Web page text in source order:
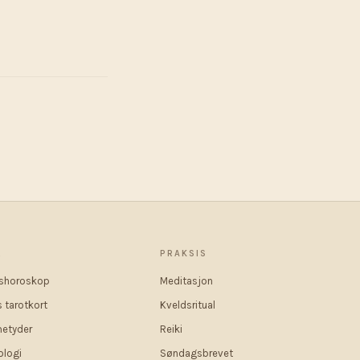
tarotkort
PRAKSIS
Meditasjon
Kveldsritual
Reiki
Søndagsbrevet